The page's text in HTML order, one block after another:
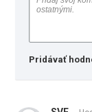
Pridávať